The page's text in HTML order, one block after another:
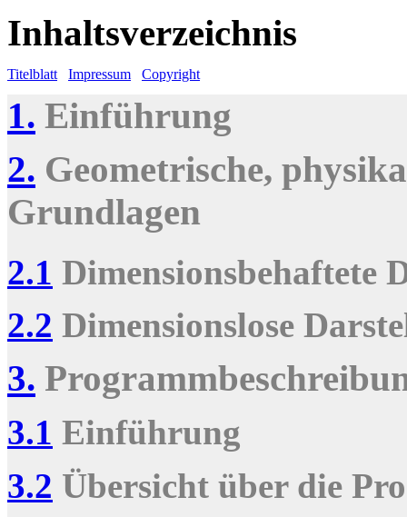
Inhaltsverzeichnis
Titelblatt Impressum Copyright
1. Einführung
2. Geometrische,
Grundlagen
2.1 Dimensions­behaftete
2.2 Dimensionslose
3.
3.1 Einführung
3.2 Übersicht über die